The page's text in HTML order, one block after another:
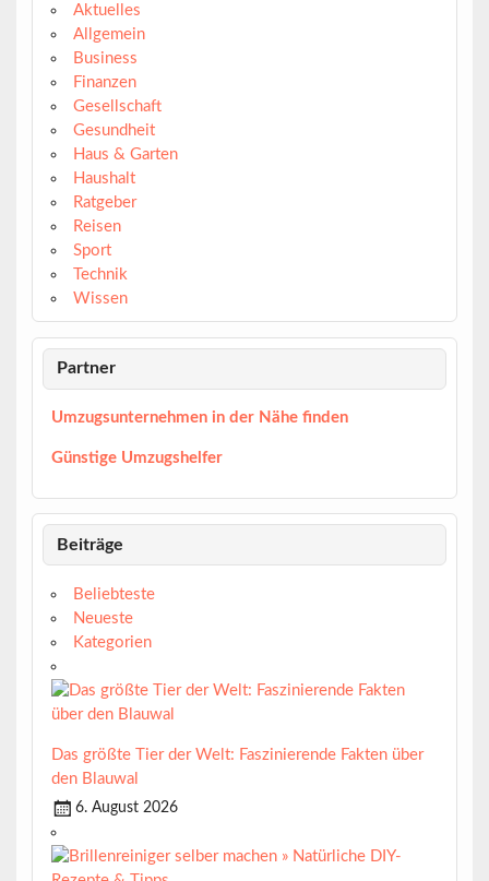
Aktuelles
Allgemein
Business
Finanzen
Gesellschaft
Gesundheit
Haus & Garten
Haushalt
Ratgeber
Reisen
Sport
Technik
Wissen
Partner
Umzugsunternehmen in der Nähe finden
Günstige Umzugshelfer
Beiträge
Beliebteste
Neueste
Kategorien
Das größte Tier der Welt: Faszinierende Fakten über
den Blauwal
6. August 2026